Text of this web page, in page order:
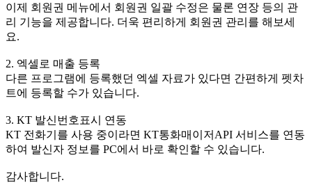
이제 회원권 메뉴에서 회원권 일괄 수정은 물론 연장 등의 관
리 기능을 제공합니다. 더욱 편리하게 회원권 관리를 해보세
요.
2. 엑셀로 매출 등록
다른 프로그램에 등록했던 엑셀 자료가 있다면 간편하게 펫차
트에 등록할 수가 있습니다.
3. KT 발신번호표시 연동
KT 전화기를 사용 중이라면 KT통화매이저API 서비스를 연동
하여 발신자 정보를 PC에서 바로 확인할 수 있습니다.
감사합니다.